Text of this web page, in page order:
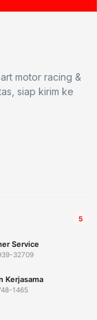
motor racing &
siap kirim ke
5
Service
32709
Kerjasama
1465